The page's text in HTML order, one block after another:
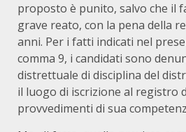
proposto è punito, salvo che il
grave reato, con la pena della
anni. Per i fatti indicati nel
comma 9, i candidati sono
distrettuale di disciplina del
il luogo di iscrizione al registro
provvedimenti di sua